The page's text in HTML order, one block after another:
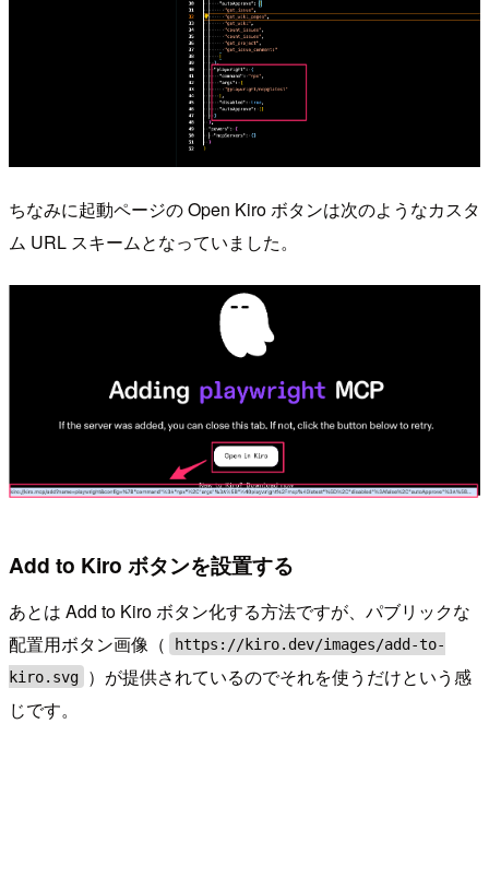
ちなみに起動ページの Open Kiro ボタンは次のようなカスタ
ム URL スキームとなっていました。
Add to Kiro ボタンを設置する
あとは Add to Kiro ボタン化する方法ですが、パブリックな
配置用ボタン画像（
https://kiro.dev/images/add-to-
kiro.svg
）が提供されているのでそれを使うだけという感
じです。